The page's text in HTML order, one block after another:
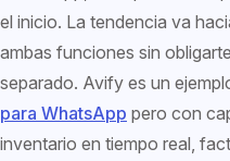
el inicio. La tendencia va
ambas funciones sin
separado. Avify es un
para WhatsApp pero con
inventario en tiempo real,